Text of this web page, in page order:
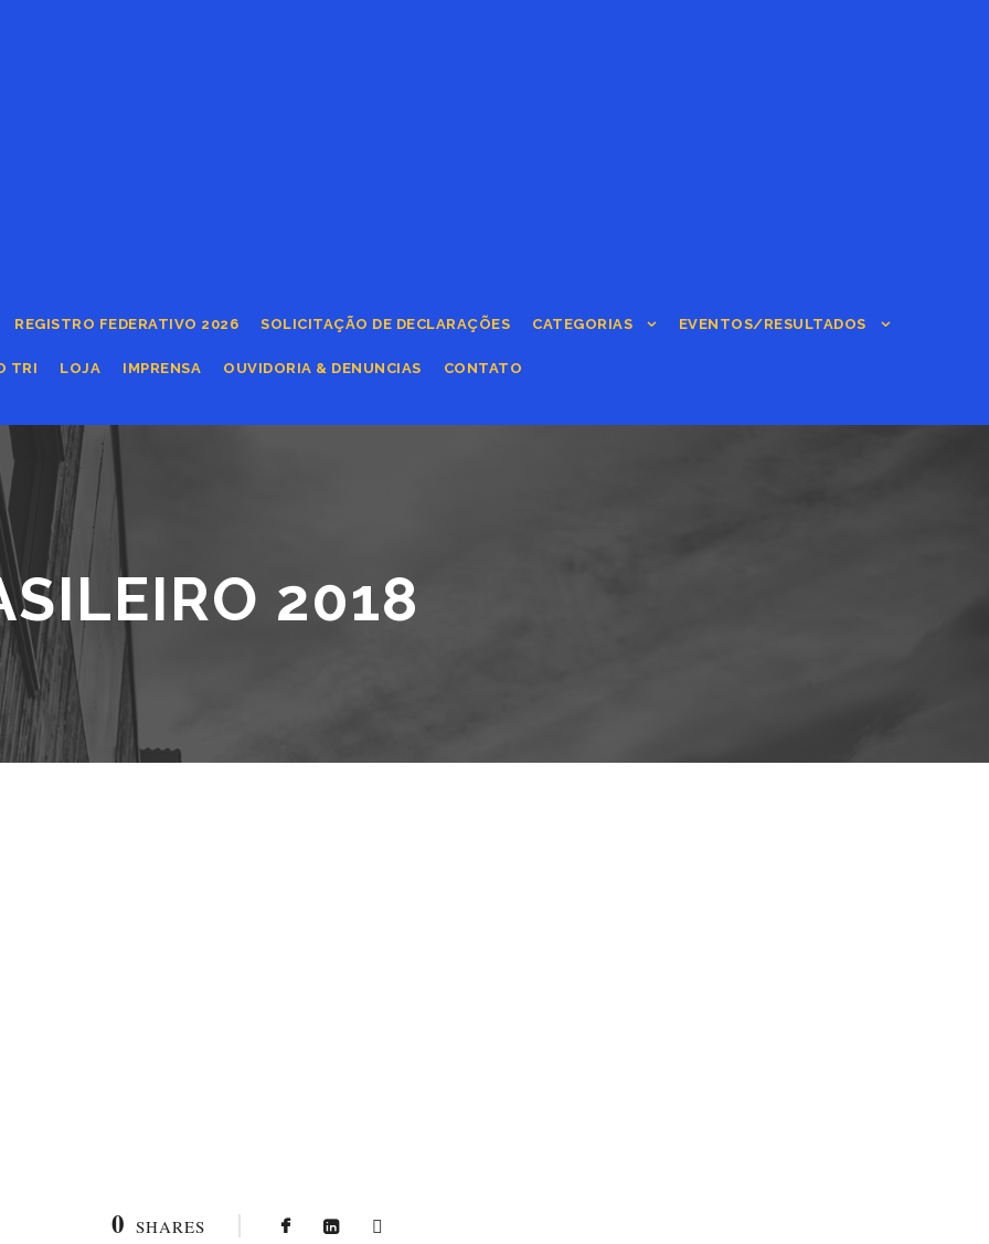
REGISTRO FEDERATIVO 2026 SOLICITAÇÃO DE DECLARAÇÕES CATEGORIAS EVENTOS/RESULTADOS
TRI LOJA IMPRENSA OUVIDORIA & DENUNCIAS CONTATO
2018
0 SHARES